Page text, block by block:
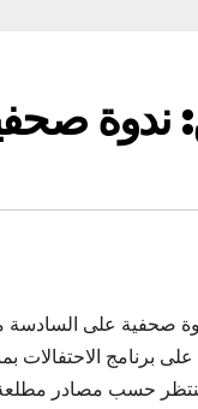
ندوة
اليوم السبت 5 جويلية 2025 ندوة صحفية
برنامج الاحتفالات
المكنين..1945…2025..وينتظر